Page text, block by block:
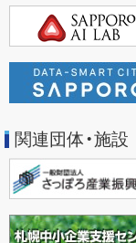
関連団体・施設